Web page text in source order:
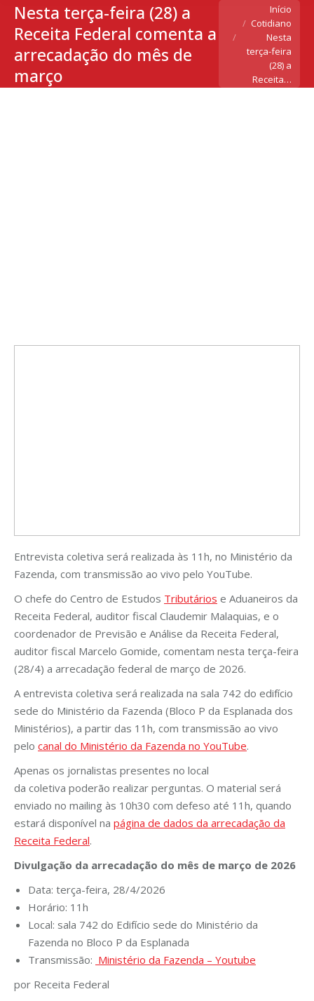
Nesta terça-feira (28) a
Receita Federal comenta a
arrecadação do mês de
março
Você está aqui:
Início
Cotidiano
Nesta
terça-feira
(28) a
Receita…
Entrevista coletiva será realizada às 11h, no Ministério da
Fazenda, com transmissão ao vivo pelo YouTube.
O chefe do Centro de Estudos Tributários e Aduaneiros da
Receita Federal, auditor fiscal Claudemir Malaquias, e o
coordenador de Previsão e Análise da Receita Federal,
auditor fiscal Marcelo Gomide, comentam nesta terça-feira
(28/4) a arrecadação federal de março de 2026.
A entrevista coletiva será realizada na sala 742 do edifício
sede do Ministério da Fazenda (Bloco P da Esplanada dos
Ministérios), a partir das 11h, com transmissão ao vivo
pelo canal do Ministério da Fazenda no YouTube.
Apenas os jornalistas presentes no local
da coletiva poderão realizar perguntas. O material será
enviado no mailing às 10h30 com defeso até 11h, quando
estará disponível na página de dados da arrecadação da
Receita Federal.
Divulgação da arrecadação do mês de março de 2026
Data: terça-feira, 28/4/2026
Horário: 11h
Local: sala 742 do Edifício sede do Ministério da
Fazenda no Bloco P da Esplanada
Transmissão: Ministério da Fazenda – Youtube
por Receita Federal